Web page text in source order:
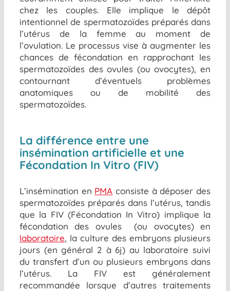
chez les couples. Elle implique le dépôt
intentionnel de spermatozoïdes préparés dans
l’utérus de la femme au moment de
l’ovulation. Le processus vise à augmenter les
chances de fécondation en rapprochant les
spermatozoïdes des ovules (ou ovocytes), en
contournant d’éventuels problèmes
anatomiques ou de mobilité des
spermatozoïdes.
La différence entre une
insémination artificielle et une
Fécondation In Vitro (FIV)
L’insémination en PMA consiste à déposer des
spermatozoïdes préparés dans l’utérus, tandis
que la FIV (Fécondation In Vitro) implique la
fécondation des ovules (ou ovocytes)en
laboratoire, la culture des embryons plusieurs
jours (en général 2 à 6j) au laboratoiresuivi
du transfert d’un ou plusieurs embryons dans
l’utérus. La FIV est généralement
recommandée lorsque d’autres traitements